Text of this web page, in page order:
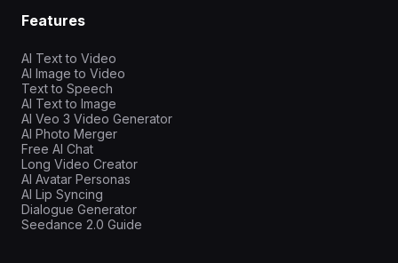
Features
AI Text to Video
AI Image to Video
Text to Speech
AI Text to Image
AI Veo 3 Video Generator
AI Photo Merger
Free AI Chat
Long Video Creator
AI Avatar Personas
AI Lip Syncing
Dialogue Generator
Seedance 2.0 Guide